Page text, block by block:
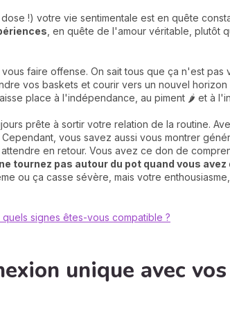
!) votre vie sentimentale est en quête
, en quête de l'amour véritable, plutôt
faire offense. On sait tous que ça n'est
vos baskets et courir vers un nouvel horizon
place à l'indépendance, au piment 🌶️ et à
prête à sortir votre relation de la routine.
vous savez aussi vous montrer
en retour. Vous avez ce don de
tournez pas autour du pot quand vous avez
ou ça casse sévère, mais votre
signes êtes-vous compatible ?
unique avec